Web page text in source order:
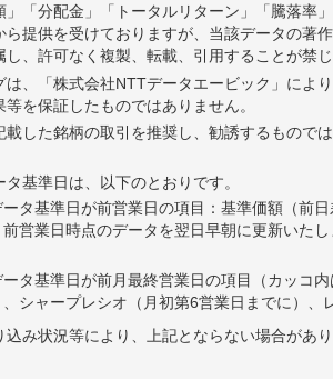
」「分配金」「トータルリターン」「騰落
ら提供を受けておりますが、当該データの著
し、許可なく複製、転載、引用することが禁
は、「株式会社NTTデータエービック」によ
を保証したものではありません。
載した銘柄の取引を推奨し、勧誘するもので
基準日は、以下のとおりです。
ータ基準日が前営業日の項目：基準価額（前
営業日時点のデータを翌日早朝に更新いた
ータ基準日が前月最終営業日の項目（カッコ
、シャープレシオ（月初第6営業日までに）
込み状況等により、上記とならない場合があ